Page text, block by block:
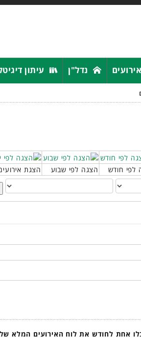
נדל"ן עיתון
לפי חודש הצגה לפי שבוע הצגת
אחת לחודש את לוח האירועים המלא